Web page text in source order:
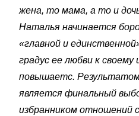
жена, то мама, а то и
Наталья начинается
«главной и
градус ее любви к своему
повышаетс.
является финальный
избранником отношений